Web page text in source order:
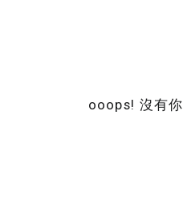
ooops! 沒有